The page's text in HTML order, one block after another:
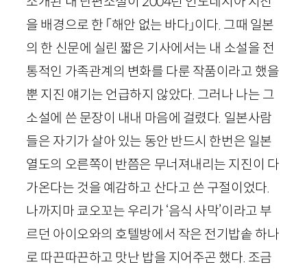
을 배경으로 한 「해안 없는 바다」이다. 그때 일본
의 한 신문에 실린 짧은 기사에서는 내 소설을 전
통적인 가족관계의 변화를 다룬 작품이라고 했을
뿐 지진 얘기는 언급하지 않았다. 그러나 나는 그
소설에 쓴 문장이 내내 마음에 걸렸다. 일본사람
들은 자기가 살아 있는 동안 반드시 한번은 일본
열도의 오른쪽이 반쯤은 무너져내리는 지진이 다
가온다는 것을 예감하고 산다고 쓴 구절이었다.
나까지마 쿄오꼬는 우리가 ‘음식 사막’이라고 부
르던 아이오와의 호텔방에서 작은 전기밥솥 하나
로 따끈따끈하고 맛난 밥을 지어주곤 했다. 조금